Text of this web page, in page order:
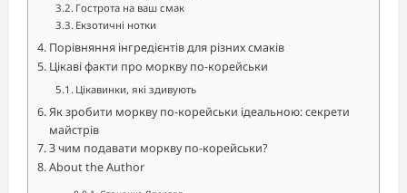
Гострота на ваш смак
Екзотичні нотки
Порівняння інгредієнтів для різних смаків
Цікаві факти про моркву по-корейськи
Цікавинки, які здивують
Як зробити моркву по-корейськи ідеальною: секрети
майстрів
З чим подавати моркву по-корейськи?
About the Author